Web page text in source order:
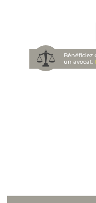
Bénéficiez
un avocat.